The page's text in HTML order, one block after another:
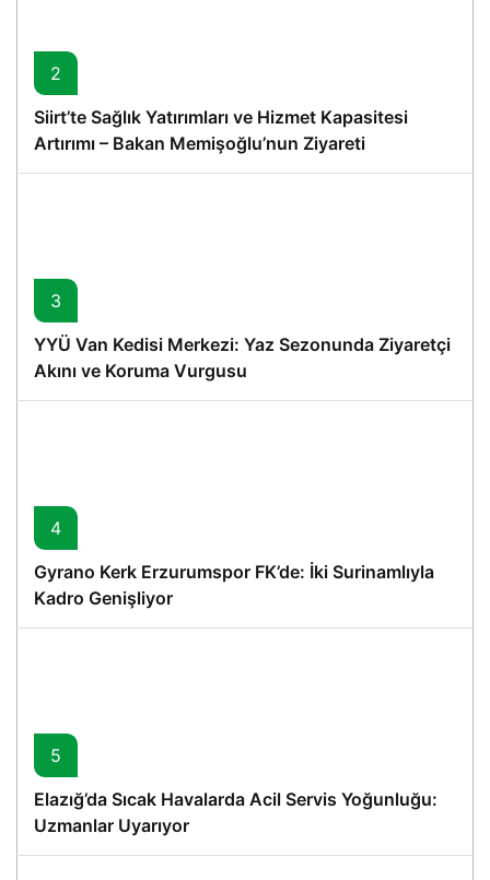
2
Siirt’te Sağlık Yatırımları ve Hizmet Kapasitesi
Artırımı – Bakan Memişoğlu’nun Ziyareti
3
YYÜ Van Kedisi Merkezi: Yaz Sezonunda Ziyaretçi
Akını ve Koruma Vurgusu
4
Gyrano Kerk Erzurumspor FK’de: İki Surinamlıyla
Kadro Genişliyor
5
Elazığ’da Sıcak Havalarda Acil Servis Yoğunluğu:
Uzmanlar Uyarıyor